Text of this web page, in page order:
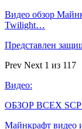
Видео обзор
Twilight…
Представлен
Prev Next 1 из 117
Видео:
ОБЗОР ВСЕХ SCP
Майнкрафт видео